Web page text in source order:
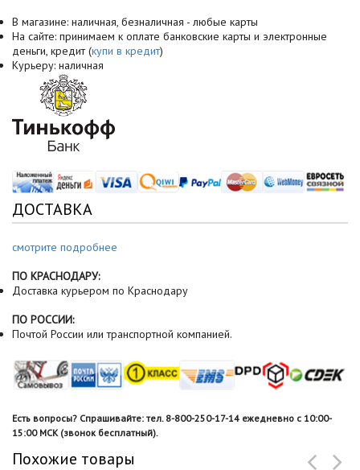
В магазине: наличная, безналичная - любые карты
На сайте: принимаем к оплате банковские карты и электронные
деньги, кредит (купи в кредит)
Курьеру: наличная
ДОСТАВКА
смотрите подробнее
ПО КРАСНОДАРУ:
Доставка курьером по Краснодару
ПО РОССИИ:
Почтой России или транспортной компанией.
Есть вопросы? Спрашивайте: тел. 8-800-250-17-14 ежедневно с 10:00-
15:00 МСК (звонок бесплатный).
Похожие товары